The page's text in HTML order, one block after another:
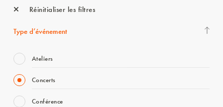
Réinitialiser les filtres
Type d’événement
Ateliers
Concerts
Conférence